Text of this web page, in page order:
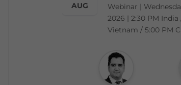
AUG
Webinar |
2026 | 2:30 PM India
Vietnam / 5:00 PM